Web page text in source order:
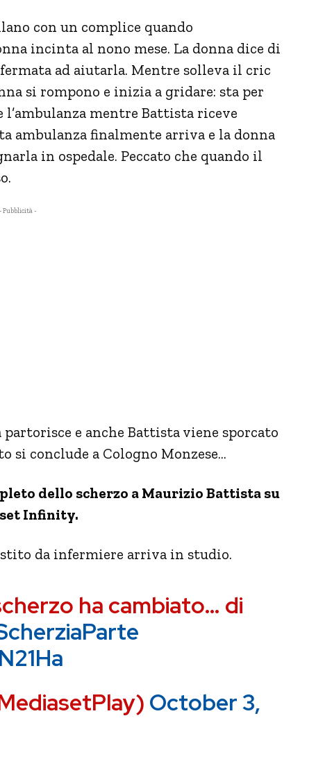
con un complice quando
incinta al nono mese. La donna dice di
ad aiutarla. Mentre solleva il cric
si rompono e inizia a gridare: sta per
mentre Battista riceve
ambulanza finalmente arriva e la donna
in ospedale. Peccato che quando il
- Pubblicità -
e anche Battista viene sporcato
si conclude a Cologno Monzese…
dello scherzo a Maurizio Battista su
Infinity.
da infermiere arriva in studio.
ha cambiato… di
October 3,